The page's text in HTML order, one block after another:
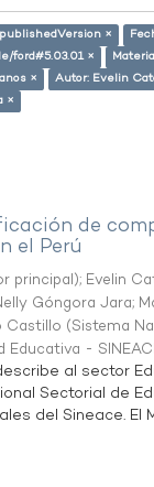
×
ford#5.03.01 ×
× Autor: Evelin
×
de
el Perú
principal); Evelin
Góngora Jara;
Castillo (Sistema
-
al sector
Sectorial de
del Sineace. El